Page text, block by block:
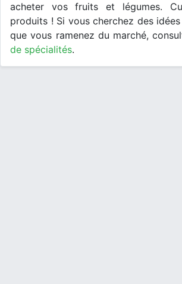
acheter vos fruits et légumes.
produits ! Si vous cherchez des
que vous ramenez du marché,
de spécialités.